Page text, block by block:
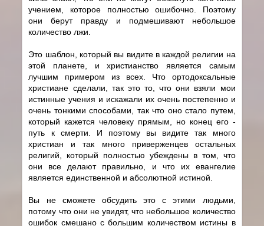
учением, которое полностью ошибочно. Поэтому
они берут правду и подмешивают небольшое
количество лжи.
Это шаблон, который вы видите в каждой религии на
этой планете, и христианство является самым
лучшим примером из всех. Что ортодоксальные
христиане сделали, так это то, что они взяли мои
истинные учения и искажали их очень постепенно и
очень тонкими способами, так что оно стало путем,
который кажется человеку прямым, но конец его -
путь к смерти. И поэтому вы видите так много
христиан и так много приверженцев остальных
религий, который полностью убеждены в том, что
они все делают правильно, и что их евангелие
является единственной и абсолютной истиной.
Вы не сможете обсудить это с этими людьми,
потому что они не увидят, что небольшое количество
ошибок смешано с большим количеством истины в